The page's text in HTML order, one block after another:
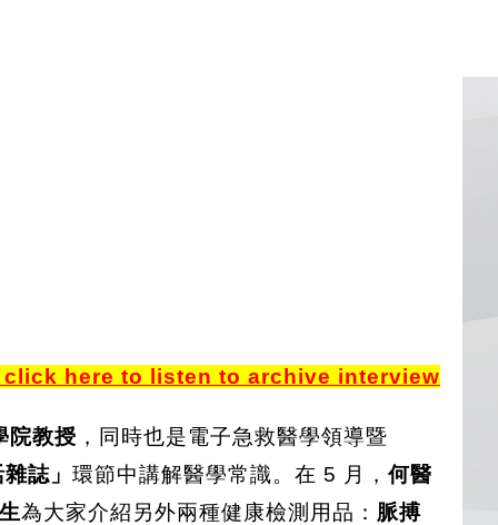
click here to listen to archive interview
院教授 ，同時也是電子急救醫學領導暨
誌」 環節中講解醫學常識。在 5 月， 何醫
為大家介紹另外兩種健康檢測用品： 脈搏